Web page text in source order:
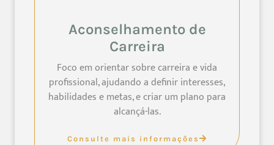
Aconselhamento de
Carreira
Foco em orientar sobre carreira e vida
profissional, ajudando a definir interesses,
habilidades e metas, e criar um plano para
alcançá-las.
Consulte mais informações